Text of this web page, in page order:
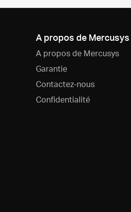
A propos de Mercusys
A propos de Mercusys
Garantie
Contactez-nous
Confidentialité